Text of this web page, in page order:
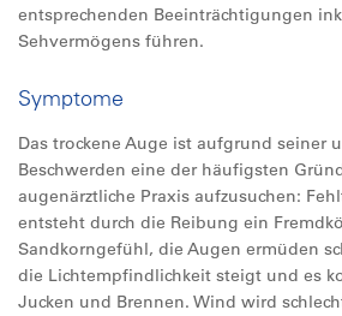
entsprechenden Beeinträchtigungen
Sehvermögens führen.
Symptome
Das trockene Auge ist aufgrund seiner
Beschwerden eine der häufigsten
augenärztliche Praxis aufzusuchen:
entsteht durch die Reibung ein
Sandkorngefühl, die Augen ermüden
die Lichtempfindlichkeit steigt und es
Jucken und Brennen. Wind wird